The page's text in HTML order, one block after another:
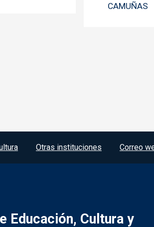
CAMUÑAS
Otras instituciones Correo
Educación, Cultura y